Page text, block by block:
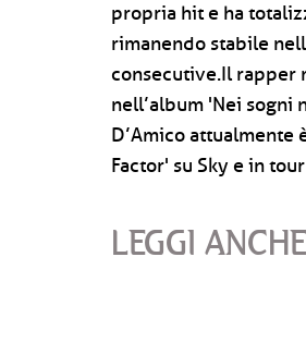
propria hit e ha
rimanendo stabile
consecutive.Il rapper
nell’album 'Nei sogni
D’Amico
Factor' su Sky e in
LEGGI ANCHE